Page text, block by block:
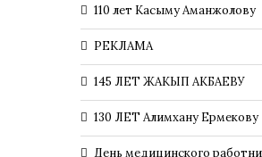
110 лет Касыму Аманжолову
РЕКЛАМА
145 ЛЕТ ЖАКЫП АКБАЕВУ
130 ЛЕТ Алимхану Ермекову
День медицинского